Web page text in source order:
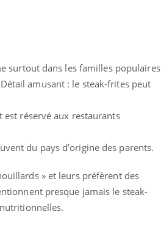
surtout dans les familles populaires
amusant : le steak-frites peut
est réservé aux restaurants
du pays d’origine des parents.
» et leurs préfèrent des
presque jamais le steak-